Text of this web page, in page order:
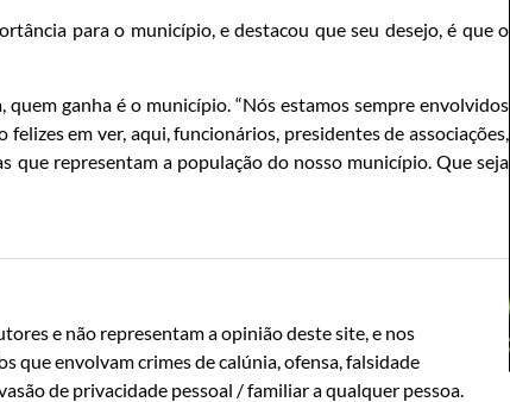
para o município, e destacou que seu desejo, é que o
ganha é o município. “Nós estamos sempre envolvidos
em ver, aqui, funcionários, presidentes de associações,
que representam a população do nosso município. Que seja
e não representam a opinião deste site, e nos
que envolvam crimes de calúnia, ofensa, falsidade
de privacidade pessoal / familiar a qualquer pessoa.